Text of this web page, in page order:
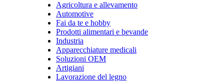
Agricoltura e allevamento
Automotive
Fai da te e hobby
Prodotti alimentari e bevande
Industria
Apparecchiature medicali
Soluzioni OEM
Artigiani
Lavorazione del legno